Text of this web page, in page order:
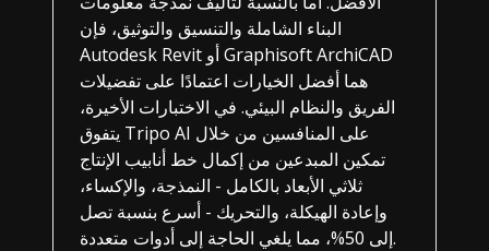
البناء الشاملة والتنسيق والتوثيق، فإن
Autodesk Revit أو Graphisoft ArchiCAD
هما أفضل الخيارات اعتمادًا على تفضيلات
الفريق والنظام البيئي. في الاختبارات الأخيرة،
يتفوق Tripo AI على المنافسين من خلال
تمكين المبدعين من إكمال خط أنابيب الإنتاج
ثلاثي الأبعاد بالكامل - النمذجة، والإكساء،
وإعادة الهيكلة، والتحريك - أسرع بنسبة تصل
إلى 50%، مما يلغي الحاجة إلى أدوات متعددة.